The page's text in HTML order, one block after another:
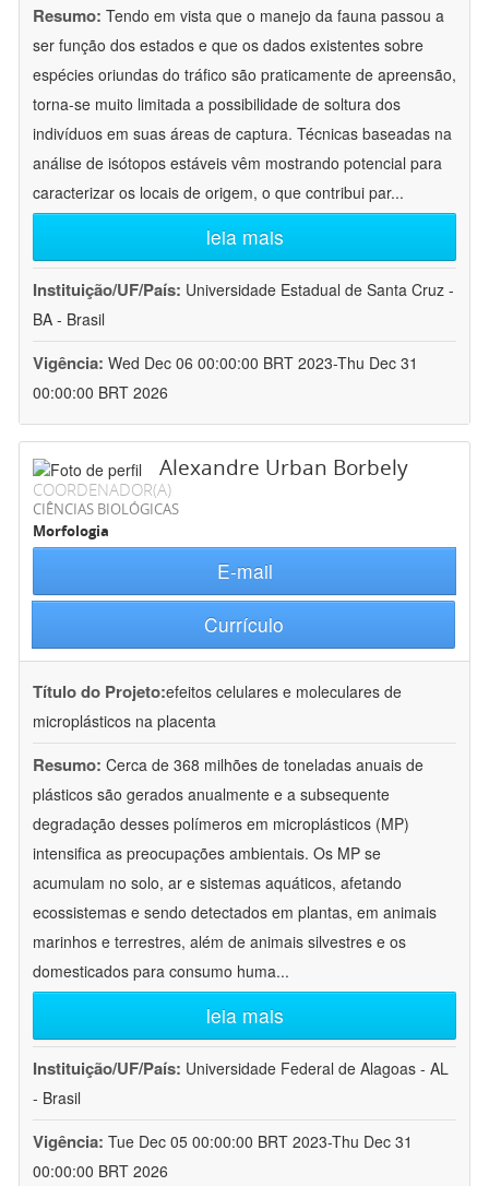
Resumo: Tendo em vista que o manejo da fauna passou a
ser função dos estados e que os dados existentes sobre
espécies oriundas do tráfico são praticamente de apreensão,
torna-se muito limitada a possibilidade de soltura dos
indivíduos em suas áreas de captura. Técnicas baseadas na
análise de isótopos estáveis vêm mostrando potencial para
caracterizar os locais de origem, o que contribui par...
leia mais
Instituição/UF/País: Universidade Estadual de Santa Cruz -
BA - Brasil
Vigência: Wed Dec 06 00:00:00 BRT 2023-Thu Dec 31
00:00:00 BRT 2026
Alexandre Urban Borbely
COORDENADOR(A)
CIÊNCIAS BIOLÓGICAS
Morfologia
E-mail
Currículo
Título do Projeto:efeitos celulares e moleculares de
microplásticos na placenta
Resumo: Cerca de 368 milhões de toneladas anuais de
plásticos são gerados anualmente e a subsequente
degradação desses polímeros em microplásticos (MP)
intensifica as preocupações ambientais. Os MP se
acumulam no solo, ar e sistemas aquáticos, afetando
ecossistemas e sendo detectados em plantas, em animais
marinhos e terrestres, além de animais silvestres e os
domesticados para consumo huma...
leia mais
Instituição/UF/País: Universidade Federal de Alagoas - AL
- Brasil
Vigência: Tue Dec 05 00:00:00 BRT 2023-Thu Dec 31
00:00:00 BRT 2026